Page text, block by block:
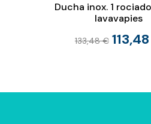
Ducha inox. 1
lavavapies
133,48 €